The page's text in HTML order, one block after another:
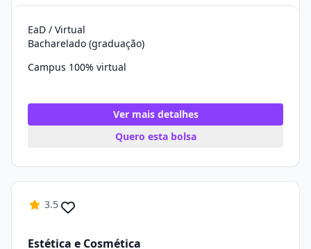
EaD / Virtual
Bacharelado (graduação)
Campus 100% virtual
Ver mais detalhes
Quero esta bolsa
3.5
Estética e Cosmética